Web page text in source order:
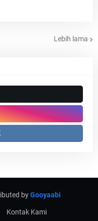
Lebih lama
byGooyaabi
Kontak Kami